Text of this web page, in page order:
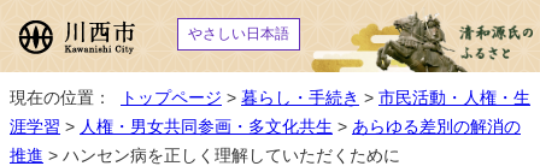
やさしい日本語
現在の位置： トップページ > 暮らし・手続き > 市民活動・人権・生
涯学習 > 人権・男女共同参画・多文化共生 > あらゆる差別の解消の
推進 > ハンセン病を正しく理解していただくために